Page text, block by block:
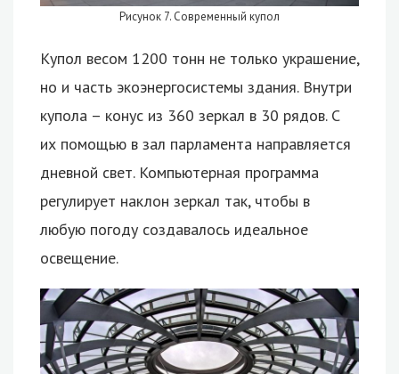
Рисунок 7. Современный купол
Купол весом 1200 тонн не только украшение,
но и часть экоэнергосистемы здания. Внутри
купола – конус из 360 зеркал в 30 рядов. С
их помощью в зал парламента направляется
дневной свет. Компьютерная программа
регулирует наклон зеркал так, чтобы в
любую погоду создавалось идеальное
освещение.